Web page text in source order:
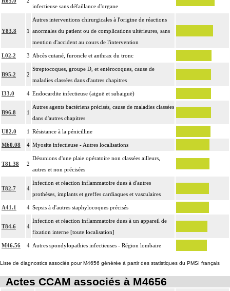
infectieuse sans défaillance d'organe
Y83.8 1
Autres interventions chirurgicales à l'origine de réactions
anormales du patient ou de complications ultérieures, sans
mention d'accident au cours de l'intervention
L02.2 3 Abcès cutané, furoncle et anthrax du tronc
B95.2 2
Streptocoques, groupe D, et entérocoques, cause de
maladies classées dans d'autres chapitres
I33.0 4 Endocardite infectieuse (aiguë et subaiguë)
B96.8 1
Autres agents bactériens précisés, cause de maladies classées
dans d'autres chapitres
U82.0 1 Résistance à la pénicilline
M60.08 4 Myosite infectieuse - Autres localisations
T81.38 2
Désunions d'une plaie opératoire non classées ailleurs,
autres et non précisées
T82.7 4
Infection et réaction inflammatoire dues à d'autres
prothèses, implants et greffes cardiaques et vasculaires
A41.1 4 Sepsis à d'autres staphylocoques précisés
T84.6 4
Infection et réaction inflammatoire dues à un appareil de
fixation interne [toute localisation]
M46.56 4 Autres spondylopathies infectieuses - Région lombaire
Liste de diagnostics associés pour M4656 générée à partir des statistiques du PMSI français
Actes CCAM associés à M4656